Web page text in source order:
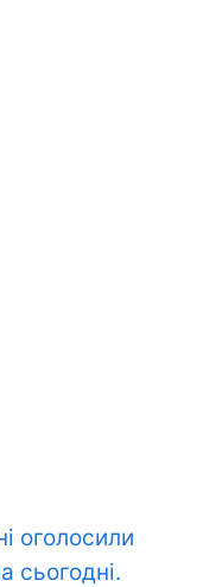
оголосили
сьогодні.